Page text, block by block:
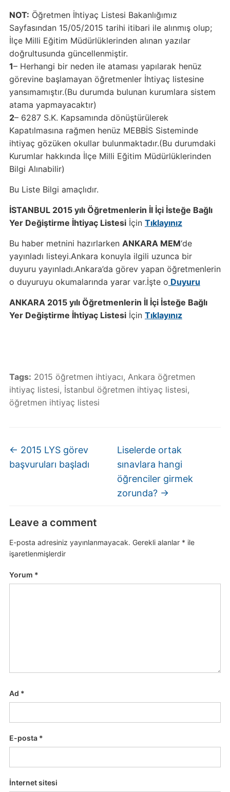
NOT: Öğretmen İhtiyaç Listesi Bakanlığımız
Sayfasından 15/05/2015 tarihi itibari ile alınmış olup;
İlçe Milli Eğitim Müdürlüklerinden alınan yazılar
doğrultusunda güncellenmiştir.
1– Herhangi bir neden ile ataması yapılarak henüz
görevine başlamayan öğretmenler İhtiyaç listesine
yansımamıştır.(Bu durumda bulunan kurumlara sistem
atama yapmayacaktır)
2– 6287 S.K. Kapsamında dönüştürülerek
Kapatılmasına rağmen henüz MEBBİS Sisteminde
ihtiyaç gözüken okullar bulunmaktadır.(Bu durumdaki
Kurumlar hakkında İlçe Milli Eğitim Müdürlüklerinden
Bilgi Alınabilir)
Bu Liste Bilgi amaçlıdır.
İSTANBUL 2015 yılı Öğretmenlerin İl İçi İsteğe Bağlı
Yer Değiştirme İhtiyaç Listesiİçin Tıklayınız
Bu haber metnini hazırlarken ANKARA MEM‘de
yayınladı listeyi.Ankara konuyla ilgili uzunca bir
duyuru yayınladı.Ankara’da görev yapan öğretmenlerin
o duyuruyu okumalarında yarar var.İşte o Duyuru
ANKARA 2015 yılı Öğretmenlerin İl İçi İsteğe Bağlı
Yer Değiştirme İhtiyaç Listesiİçin Tıklayınız
Tags: 2015 öğretmen ihtiyacı, Ankara öğretmen
ihtiyaç listesi, İstanbul öğretmen ihtiyaç listesi,
öğretmen ihtiyaç listesi
← 2015 LYS görev
başvuruları başladı
Liselerde ortak
sınavlara hangi
öğrenciler girmek
zorunda? →
Leave a comment
E-posta adresiniz yayınlanmayacak. Gerekli alanlar * ile
işaretlenmişlerdir
Yorum *
Ad *
E-posta *
İnternet sitesi